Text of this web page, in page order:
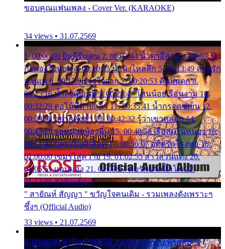
ขอบคุณแฟนเพลง - Cover Ver. (KARAOKE)
34 views • 31.07.2569
1. 00:00:00 ยินดีรับเดน 2. 00:03:44 น้ำตาอีสาน 3. 00:07:51
กิ่งทองใบหยก 4. 00:10:35 น้ำนิ่งไหลลึก 5. 00:13:49 ลานรัก
ลานเท 6. 00:17:06 จำใจจาก 7. 00:20:53 คืนฝนตก 8.
00:25:16 น้ำลงเดือนยี่ 9. 00:28:47 โสนน้อยเรือนงาม 10.
00:32:29 ตอไม้ที่ตายแล้ว 11. 00:35:41 น้ำกรดแช่เย็น 12.
00:39:08 อยากฟังซ้ำ 13. 00:42:32 รู้ว่าเขาหลอก 14.
00:45:25 รอหน่อยน้องติ๋ม 15. 00:48:56 เรือล่มในหนอง 16.
00:51:43 บัตรเชิญสีเลือด 17. 00:56:07 อดีตรักโรงทอ 18.
01:00:00 เขมรไล่ควาย 19. 01:02:55 สาวสวนแตง 20.
01:05:51 แอบมอง 21. 01:09:27 พบรักปากน้ำโพ 22.
01:13:06 สายัณห์เมา
" สายัณห์ สัญญา " ขวัญใจคนเดิม - รวมเพลงดังเพราะๆ
ซึ้งๆ (Official Audio)
33 views • 21.07.2569
1. 00:00:00 ทำไมทำฉันได้ 2. 00:03:20 นางฟ้าสลัม 3.